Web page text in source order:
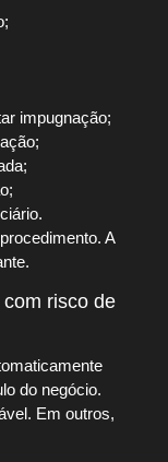
impugnação;
A
risco de
do negócio.
Em outros,